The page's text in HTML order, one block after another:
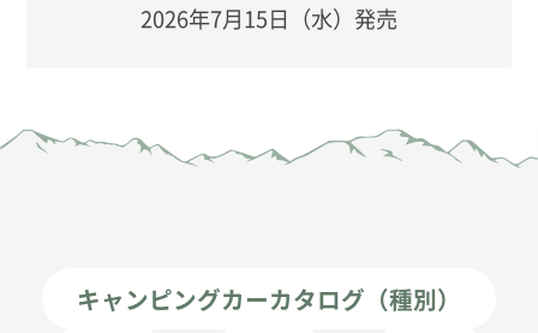
2026年7月15日（水）発売
キャンピングカーカタログ（種別）